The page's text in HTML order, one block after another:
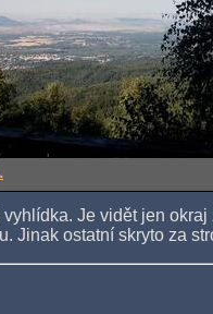
Je vidět jen
Jinak ostatní skryto za